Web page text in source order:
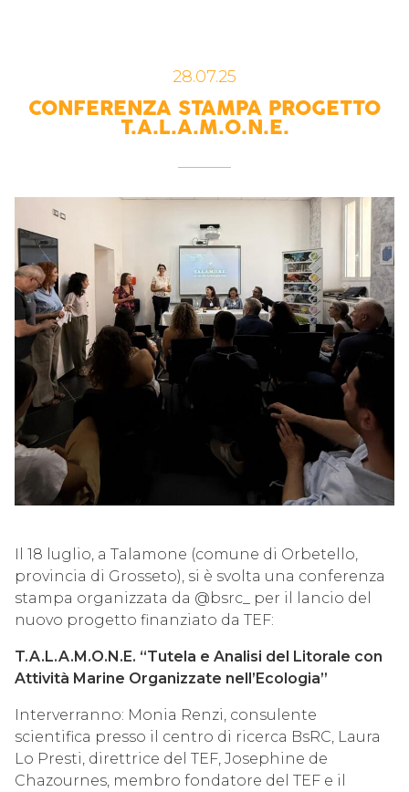
CONFERENZA STAMPA PROGETTO
T.A.L.A.M.O.N.E.
28.07.25
Il 18 luglio, a Talamone (comune di Orbetello,
provincia di Grosseto), si è svolta una conferenza
stampa organizzata da @bsrc_ per il lancio del
nuovo progetto finanziato da TEF:
T.A.L.A.M.O.N.E. “Tutela e Analisi del Litorale con
Attività Marine Organizzate nell’Ecologia”
Interverranno: Monia Renzi, consulente
scientifica presso il centro di ricerca BsRC, Laura
Lo Presti, direttrice del TEF, Josephine de
Chazournes, membro fondatore del TEF e il